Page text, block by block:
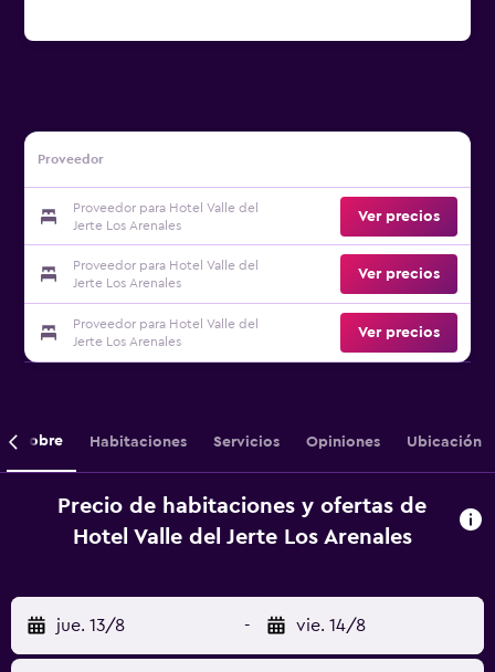
Proveedor
Proveedor para Hotel Valle del
Jerte Los Arenales
Ver precios
Proveedor para Hotel Valle del
Jerte Los Arenales
Ver precios
Proveedor para Hotel Valle del
Jerte Los Arenales
Ver precios
Sobre Habitaciones Servicios Opiniones Ubicación
Precio de habitaciones y ofertas de
Hotel Valle del Jerte Los Arenales
jue. 13/8 - vie. 14/8